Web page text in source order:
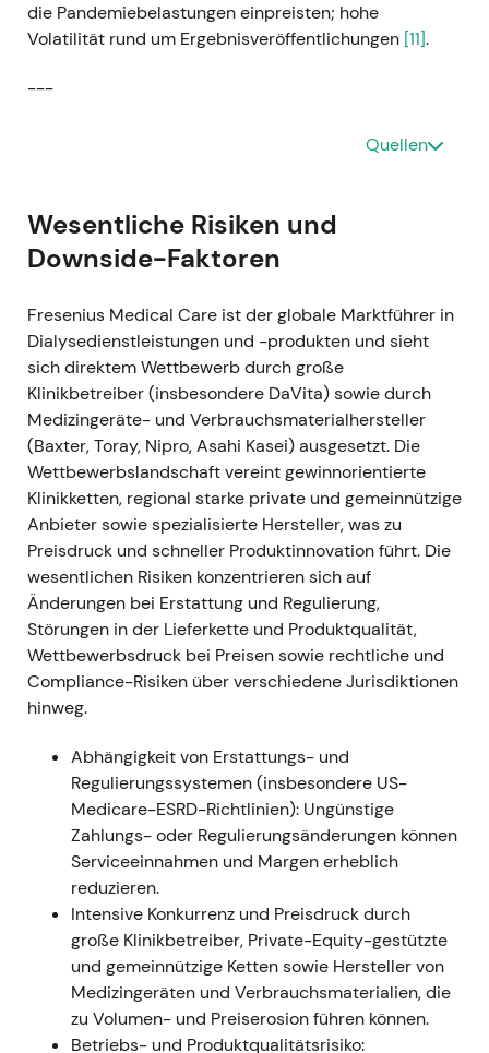
die Pandemiebelastungen einpreisten; hohe
Volatilität rund um Ergebnisveröffentlichungen [11].
---
- FME stand
Unternehmen bezeichnete 2023 als
„Übergangsjahr" auf dem Weg zur Ergebniserholung
und legte Effizienzprogramme sowie mittelfristige
% diente als Ausgangspunkt)[14],[6]. -
Marktwahrnehmung: Die Investorenperspektive
verschob sich in Richtung „Turnaround möglich" —
das Vertrauen hing weniger von organischem
Wachstum ab als von der konkreten Umsetzung der
Kostenprogramme (FME25). - Technisch:
Seitwärtsbewegung und Stabilisierung, da der
Markt auf greifbare Belege für Margenverbesserung
und Einsparungen wartete[6].
---
19. April 2023 — Capital Markets Day (FME25-
Transformationsplan veröffentlicht)- FME
präsentierte auf dem Capital Markets Day die
FME25-Transformation im Detail: nachhaltiges
Berichtssegmente und einen Fahrplan, die operative
Konzernmarge bis 2025 in eine Bandbreite von 10–
14 % zu heben[20],[22],[25]. - Marktwahrnehmung:
Der Markt klassifizierte die Story neu — von
„angeschlagenem Betreiber" zu „Execution- und
Turnaround-Play". Die Glaubwürdigkeit des
Managements rückte in den Mittelpunkt; Investoren
begannen, eine mögliche Margen-Neubewertung
einzupreisen, sofern die Umsetzung gelingt. -
Technisch: Ausbruch und frühe Rallyphase, da die
Strategie einen klaren Weg zu deutlich höherer
Profitabilität aufzeigte[20].
Quellen
Wesentliche Risiken und
Downside-Faktoren
Fresenius Medical Care ist der globale Marktführer in
Dialysedienstleistungen und -produkten und sieht
sich direktem Wettbewerb durch große
Klinikbetreiber (insbesondere DaVita) sowie durch
Medizingeräte- und Verbrauchsmaterialhersteller
(Baxter, Toray, Nipro, Asahi Kasei) ausgesetzt. Die
Wettbewerbslandschaft vereint gewinnorientierte
Klinikketten, regional starke private und gemeinnützige
Anbieter sowie spezialisierte Hersteller, was zu
Preisdruck und schneller Produktinnovation führt. Die
wesentlichen Risiken konzentrieren sich auf
Änderungen bei Erstattung und Regulierung,
Störungen in der Lieferkette und Produktqualität,
Wettbewerbsdruck bei Preisen sowie rechtliche und
Compliance-Risiken über verschiedene Jurisdiktionen
hinweg.
Abhängigkeit von Erstattungs- und
Regulierungssystemen (insbesondere US-
Medicare-ESRD-Richtlinien): Ungünstige
Zahlungs- oder Regulierungsänderungen können
Serviceeinnahmen und Margen erheblich
reduzieren.
Intensive Konkurrenz und Preisdruck durch
große Klinikbetreiber, Private-Equity-gestützte
und gemeinnützige Ketten sowie Hersteller von
Medizingeräten und Verbrauchsmaterialien, die
zu Volumen- und Preiserosion führen können.
Betriebs- und Produktqualitätsrisiko: